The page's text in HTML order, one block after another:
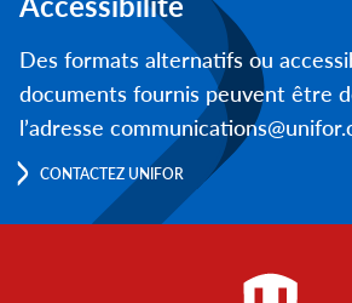
Des formats alternatifs ou
documents fournis peuvent être
l’adresse
CONTACTEZ UNIFOR